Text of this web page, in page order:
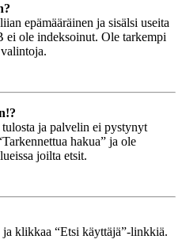
epämääräinen ja sisälsi useita
ei ole indeksoinut. Ole tarkempi
ja palvelin ei pystynyt
hakua” ja ole
joilta etsit.
klikkaa “Etsi käyttäjä”-linkkiä.